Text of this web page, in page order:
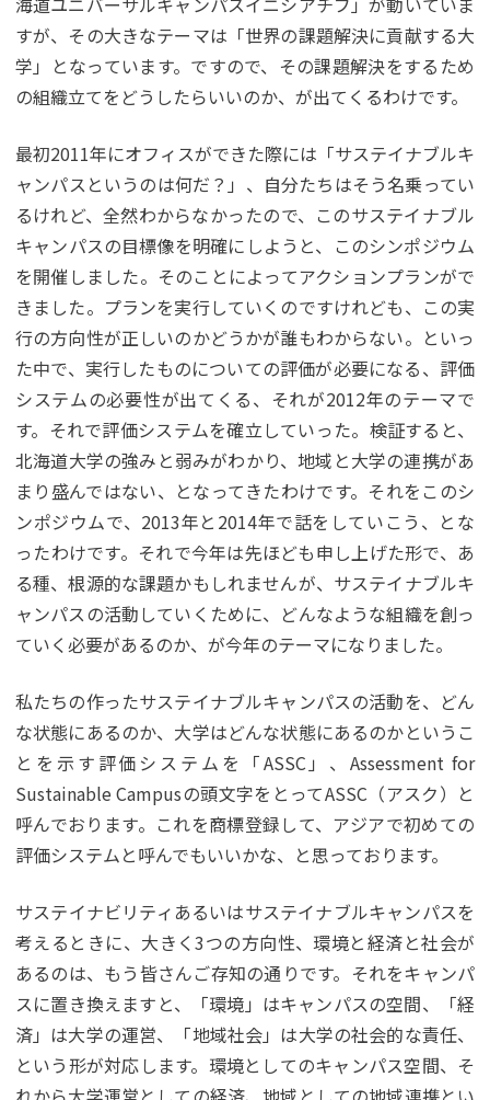
すが、その大きなテーマは「世界の課題解決に貢献する大
学」となっています。ですので、その課題解決をするため
の組織立てをどうしたらいいのか、が出てくるわけです。
最初2011年にオフィスができた際には「サステイナブルキ
ャンパスというのは何だ？」、自分たちはそう名乗ってい
るけれど、全然わからなかったので、このサステイナブル
キャンパスの目標像を明確にしようと、このシンポジウム
を開催しました。そのことによってアクションプランがで
きました。プランを実行していくのですけれども、この実
行の方向性が正しいのかどうかが誰もわからない。といっ
た中で、実行したものについての評価が必要になる、評価
システムの必要性が出てくる、それが2012年のテーマで
す。それで評価システムを確立していった。検証すると、
北海道大学の強みと弱みがわかり、地域と大学の連携があ
まり盛んではない、となってきたわけです。それをこのシ
ンポジウムで、2013年と2014年で話をしていこう、とな
ったわけです。それで今年は先ほども申し上げた形で、あ
る種、根源的な課題かもしれませんが、サステイナブルキ
ャンパスの活動していくために、どんなような組織を創っ
ていく必要があるのか、が今年のテーマになりました。
私たちの作ったサステイナブルキャンパスの活動を、どん
な状態にあるのか、大学はどんな状態にあるのかというこ
とを示す評価システムを「ASSC」、Assessment for
Sustainable Campusの頭文字をとってASSC（アスク）と
呼んでおります。これを商標登録して、アジアで初めての
評価システムと呼んでもいいかな、と思っております。
サステイナビリティあるいはサステイナブルキャンパスを
考えるときに、大きく3つの方向性、環境と経済と社会が
あるのは、もう皆さんご存知の通りです。それをキャンパ
スに置き換えますと、「環境」はキャンパスの空間、「経
済」は大学の運営、「地域社会」は大学の社会的な責任、
という形が対応します。環境としてのキャンパス空間、そ